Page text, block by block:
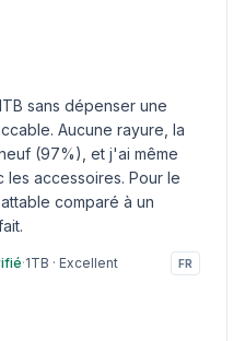
sans dépenser une
Aucune rayure, la
(97%), et j'ai même
accessoires. Pour le
comparé à un
·1TB · Excellent FR